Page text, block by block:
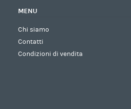
MENU
Chi siamo
Contatti
Condizioni di vendita